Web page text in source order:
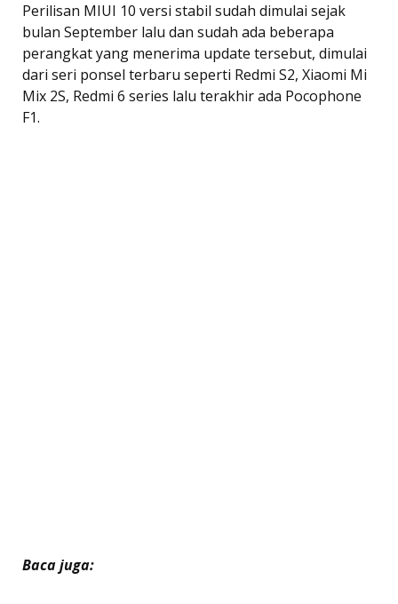
Perilisan MIUI 10 versi stabil sudah dimulai sejak
bulan September lalu dan sudah ada beberapa
perangkat yang menerima update tersebut, dimulai
dari seri ponsel terbaru seperti Redmi S2, Xiaomi Mi
Mix 2S, Redmi 6 series lalu terakhir ada Pocophone
F1.
Baca juga: